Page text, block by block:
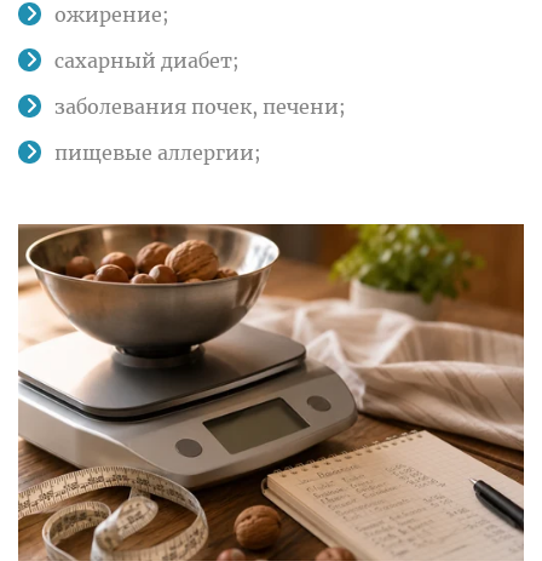
ожирение;
сахарный диабет;
заболевания почек, печени;
пищевые аллергии;